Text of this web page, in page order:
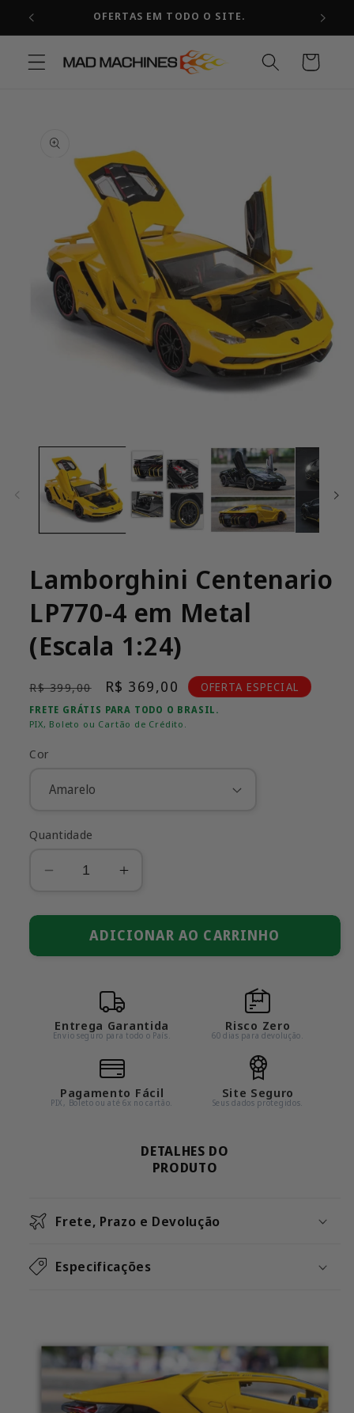
para o
conteúdo
OFERTAS EM TODO O SITE.
Carrinho
informações
do produto
mídia
janela
modal
Lamborghini Centenario
LP770-4 em Metal
(Escala 1:24)
Preço
normal
R$ 399,00
Preço
promocional
R$ 369,00 OFERTA ESPECIAL
FRETE GRÁTIS PARA TODO O BRASIL.
PIX, Boleto ou Cartão de Crédito.
Cor
Quantidade
Diminuir
quantidade
Lamborghini
LP770-
em
(Escala
1:24)
Aumentar
quantidade
de
Lamborghini
4
em
(Escala
1:24)
ADICIONAR AO CARRINHO
Entrega Garantida
Envio seguro para todo o País.
Risco Zero
60 dias para devolução.
Pagamento Fácil
PIX, Boleto ou até 6x no cartão.
Site Seguro
Seus dados protegidos.
DETALHES DO
PRODUTO
Frete, Prazo e Devolução
Especificações